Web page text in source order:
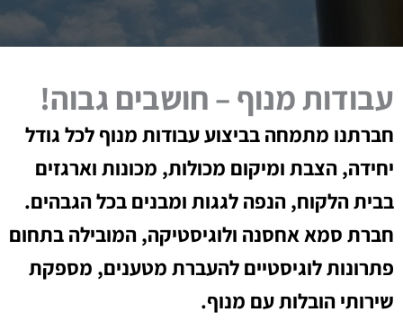
עבודות מנוף – חושבים גבוה!
חברתנו מתמחה בביצוע עבודות מנוף לכל גודל
יחידה, הצבת ומיקום מכולות, מכונות וארגזים
בבית הלקוח, הנפה לגגות ומבנים בכל הגבהים.
חברת סמא אחסנה ולוגיסטיקה, המובילה בתחום
פתרונות לוגיסטיים להעברת מטענים, מספקת
שירותי הובלות עם מנוף.